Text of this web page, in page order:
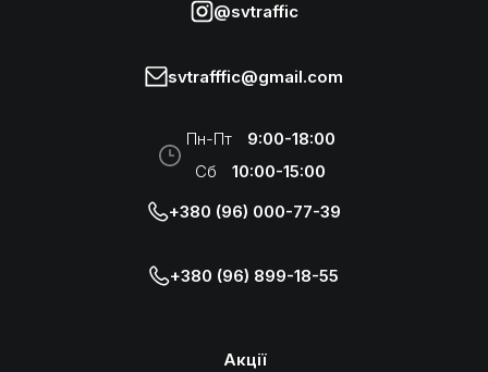
Акції
@svtraffic
svtrafffic@gmail.com
Пн-Пт
9:00-18:00
Сб
10:00-15:00
+380 (96) 000-77-39
+380 (96) 899-18-55